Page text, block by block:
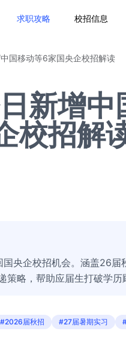
求职攻略 校招信息
国移动等6家国央企校招解读
新增
校招解
央企校招机会。涵盖26
略，帮助应届生打破学历
#2026届秋招 #27届暑期实习